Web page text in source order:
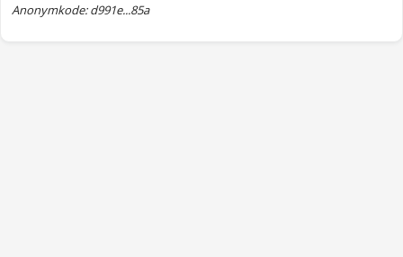
Anonymkode: d991e...85a